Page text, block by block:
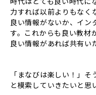
力すれば以前よりもなく
良い情報がないか、イン
す。これからも良い教材
良い情報があれば共有い
「まなびは楽しい！」
と模索していきたいと思